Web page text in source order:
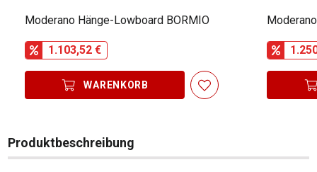
Moderano Hänge-Lowboard BORMIO
1.103,52 €
WARENKORB
Produktbeschreibung